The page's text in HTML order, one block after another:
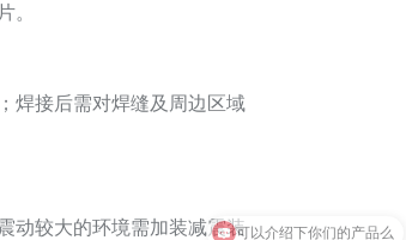
。
焊接后需对焊缝及周边区域
动较大的环境需加装减震装